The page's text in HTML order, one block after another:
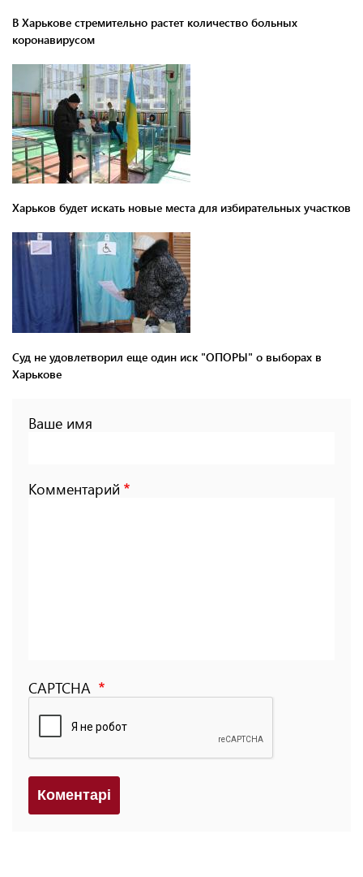
В Харькове стремительно растет количество больных
коронавирусом
Харьков будет искать новые места для избирательных участков
Суд не удовлетворил еще один иск "ОПОРЫ" о выборах в
Харькове
Ваше имя
Комментарий
CAPTCHA
Коментарi